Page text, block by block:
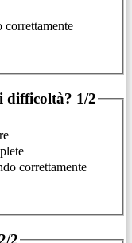
correttamente
difficoltà? 1/2
correttamente
2